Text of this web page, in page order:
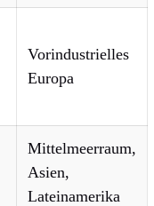
Vorindustrielles
Europa
Mittelmeerraum,
Asien,
Lateinamerika